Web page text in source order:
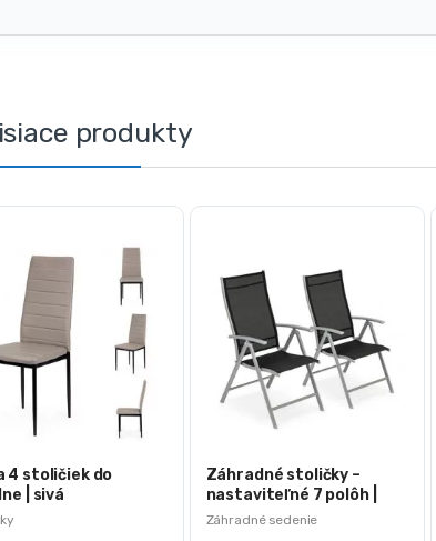
produkty
4 stoličiek do
| sivá
Záhradné sedenie
Záhradné stoličky –
nastaviteľné 7 polôh |
2ks